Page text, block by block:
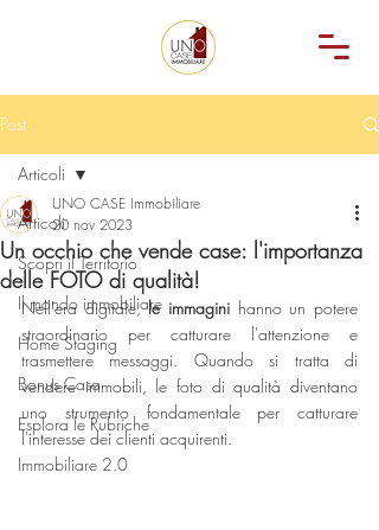
Post
Articoli
Scopri il Territorio
Il mondo immobiliare
Home Staging
Bonus Casa
Esplora le Rubriche
Immobiliare 2.0
Articoli
Un occhio che vende case: l'importanza
delle FOTO di qualità!
UNO CASE Immobiliare
20 nov 2023
Nell'era digitale, le immagini hanno un potere
straordinario per catturare l'attenzione e
trasmettere messaggi. Quando si tratta di
vendere immobili, le foto di qualità diventano
uno strumento fondamentale per catturare
l'interesse dei clienti acquirenti.